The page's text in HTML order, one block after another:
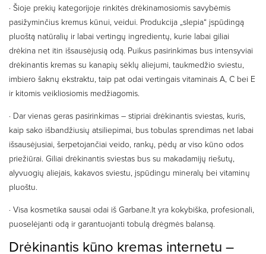
· Šioje prekių kategorijoje rinkitės drėkinamosiomis savybėmis
pasižyminčius kremus kūnui, veidui. Produkcija „slepia“ įspūdingą
pluoštą natūralių ir labai vertingų ingredientų, kurie labai giliai
drėkina net itin išsausėjusią odą. Puikus pasirinkimas bus intensyviai
drėkinantis kremas su kanapių sėklų aliejumi, taukmedžio sviestu,
imbiero šaknų ekstraktu, taip pat odai vertingais vitaminais A, C bei E
ir kitomis veikliosiomis medžiagomis.
· Dar vienas geras pasirinkimas – stipriai drėkinantis sviestas, kuris,
kaip sako išbandžiusių atsiliepimai, bus tobulas sprendimas net labai
išsausėjusiai, šerpetojančiai veido, rankų, pėdų ar viso kūno odos
priežiūrai. Giliai drėkinantis sviestas bus su makadamijų riešutų,
alyvuogių aliejais, kakavos sviestu, įspūdingu mineralų bei vitaminų
pluoštu.
· Visa kosmetika sausai odai iš Garbane.lt yra kokybiška, profesionali,
puoselėjanti odą ir garantuojanti tobulą drėgmės balansą.
Drėkinantis kūno kremas internetu –